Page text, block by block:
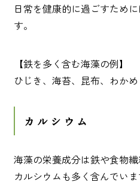
日常を健康的に過ごすため
す。
【鉄を多く含む海藻の例】
ひじき、海苔、昆布、わか
カルシウム
海藻の栄養成分は鉄や食物繊
カルシウムも多く含んでい